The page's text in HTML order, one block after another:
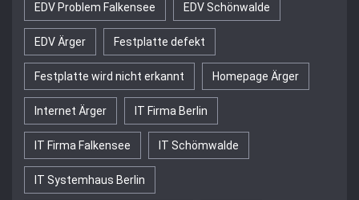
EDV Problem Falkensee EDV Schönwalde
EDV Ärger Festplatte defekt
Festplatte wird nicht erkannt Homepage Ärger
Internet Ärger IT Firma Berlin
IT Firma Falkensee IT Schömwalde
IT Systemhaus Berlin